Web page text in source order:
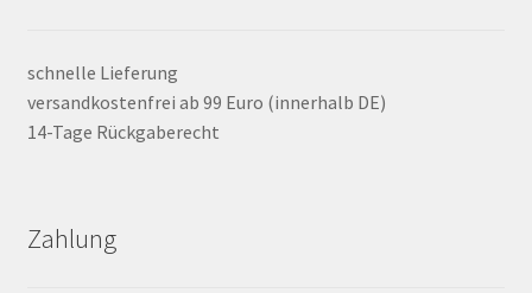
schnelle Lieferung
versandkostenfrei ab 99 Euro (innerhalb DE)
14-Tage Rückgaberecht
Zahlung